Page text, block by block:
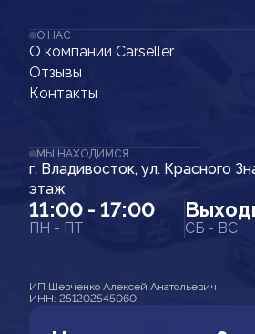
О НАС
О компании Carseller
Отзывы
Контакты
МЫ НАХОДИМСЯ
г. Владивосток, ул. Красного
этаж
11:00 - 17:00
ПН - ПТ СБ - ВС
ИП Шевченко Алексей Анатольевич
ИНН: 251202545060